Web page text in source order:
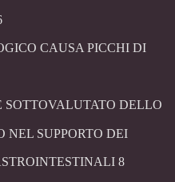
CAUSA PICCHI DI
DELLO
NEL SUPPORTO DEI
8